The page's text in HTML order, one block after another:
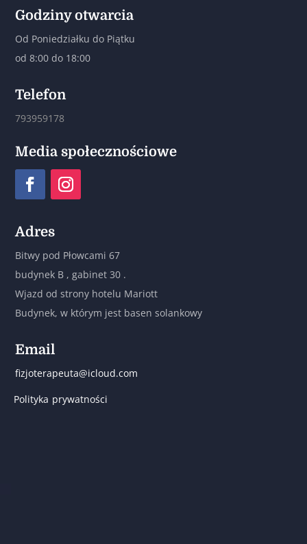
Godziny otwarcia
Od Poniedziałku do Piątku
od 8:00 do 18:00
Telefon
793959178
Media społecznościowe
Adres
Bitwy pod Płowcami 67
budynek B , gabinet 30 .
Wjazd od strony hotelu Mariott
Budynek, w którym jest basen solankowy
Email
fizjoterapeuta@icloud.com
Polityka prywatności